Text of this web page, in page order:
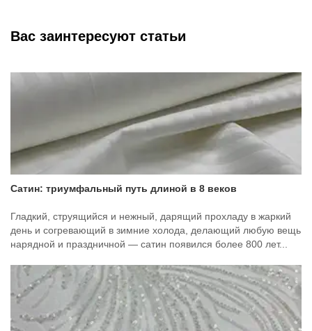
Вас заинтересуют статьи
Сатин: триумфальный путь длиной в 8 веков
Гладкий, струящийся и нежный, дарящий прохладу в жаркий
день и согревающий в зимние холода, делающий любую вещь
нарядной и праздничной — сатин появился более 800 лет...